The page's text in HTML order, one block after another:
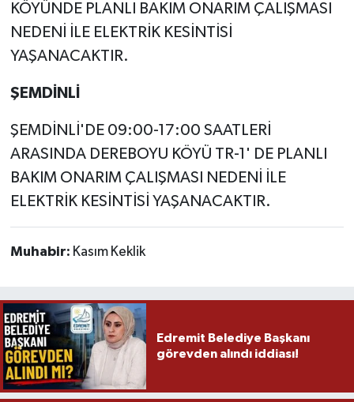
KÖYÜNDE PLANLI BAKIM ONARIM ÇALIŞMASI
NEDENİ İLE ELEKTRİK KESİNTİSİ
YAŞANACAKTIR.
ŞEMDİNLİ
ŞEMDİNLİ'DE 09:00-17:00 SAATLERİ
ARASINDA DEREBOYU KÖYÜ TR-1' DE PLANLI
BAKIM ONARIM ÇALIŞMASI NEDENİ İLE
ELEKTRİK KESİNTİSİ YAŞANACAKTIR.
Muhabir: Kasım Keklik
Edremit Belediye Başkanı
görevden alındı iddiası!